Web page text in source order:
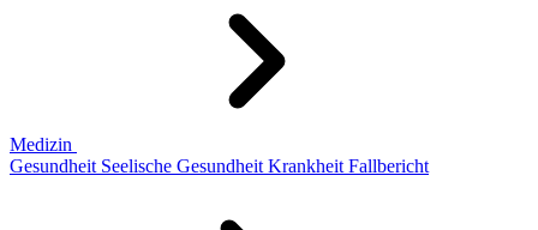
Medizin
Gesundheit Seelische Gesundheit Krankheit Fallbericht